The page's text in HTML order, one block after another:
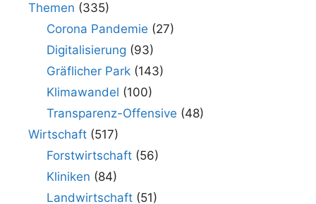
Themen (335)
Corona Pandemie (27)
Digitalisierung (93)
Gräflicher Park(143)
Klimawandel (100)
Transparenz-Offensive (48)
Wirtschaft (517)
Forstwirtschaft(56)
Kliniken (84)
Landwirtschaft(51)